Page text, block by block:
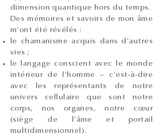
dimension quantique hors du temps.
Des mémoires et savoirs de mon âme
m’ont été révélés :
le chamanisme acquis dans d’autres
vies ;
le langage conscient avec le monde
intérieur de l’homme – c’est-à-dire
avec les représentants de notre
univers cellulaire que sont notre
corps, nos organes, notre cœur
(siège de l’âme et portail
multidimensionnel).